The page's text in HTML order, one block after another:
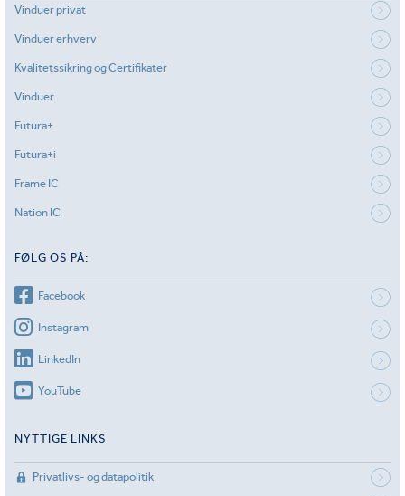
Vinduer privat
Vinduer erhverv
Kvalitetssikring og Certifikater
Vinduer
Futura+
Futura+i
Frame IC
Nation IC
FØLG OS PÅ:
Facebook
Instagram
LinkedIn
YouTube
NYTTIGE LINKS
Privatlivs- og datapolitik